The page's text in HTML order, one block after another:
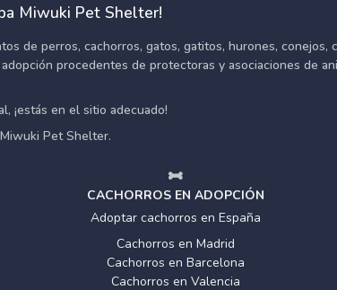
Miwuki Pet Shelter!
de perros, cachorros, gatos, gatitos, hurones, conejos,
procedentes de protectoras y asociaciones de
¡estás en el sitio adecuado!
Pet Shelter.
CACHORROS EN ADOPCIÓN
Adoptar cachorros en España
Cachorros en Madrid
Cachorros en Barcelona
Cachorros en Valencia